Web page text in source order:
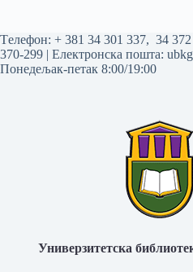
Tелефон: + 381 34 301 337, 34 372
370-299 | Електронска пошта:
Понедељак-петак 8:00/19:00
Универзитетска